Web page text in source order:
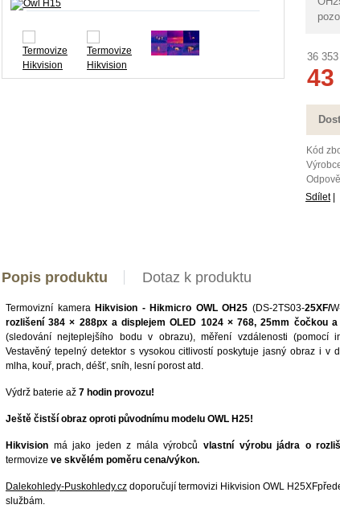
36 353
43
Kód
Sdílet
Popis produktu Dotaz k produktu
Termovizní kamera Hikvision - Hikmicro OWL OH25 (DS-2TS03-25XF/
rozlišení 384 × 288px a displejem OLED 1024 × 768, 25mm čočkou a
(sledování nejteplejšího bodu v obrazu), měření vzdálenosti (pomocí
Vestavěný tepelný detektor s vysokou citlivostí poskytuje jasný obraz i v
mlha, kouř, prach, déšť, sníh, lesní porost atd.
Výdrž baterie až 7 hodin provozu!
Ještě čistší obraz oproti původnímu modelu OWL H25!
Hikvision má jako jeden z mála výrobců vlastní výrobu jádra o
termovize ve skvělém poměru cena/výkon.
Dalekohledy-Puskohledy.cz doporučují termovizi Hikvision OWL
službám.